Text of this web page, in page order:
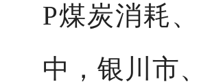
P煤炭消耗
中，银川市